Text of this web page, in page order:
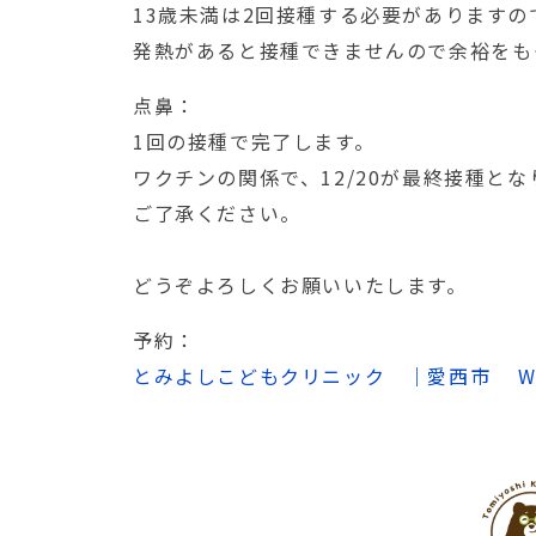
13歳未満は2回接種する必要があります
発熱があると接種できませんので余裕を
点鼻：
1回の接種で完了します。
ワクチンの関係で、12/20が最終接種と
ご了承ください。
どうぞよろしくお願いいたします。
予約：
とみよしこどもクリニック ｜愛西市